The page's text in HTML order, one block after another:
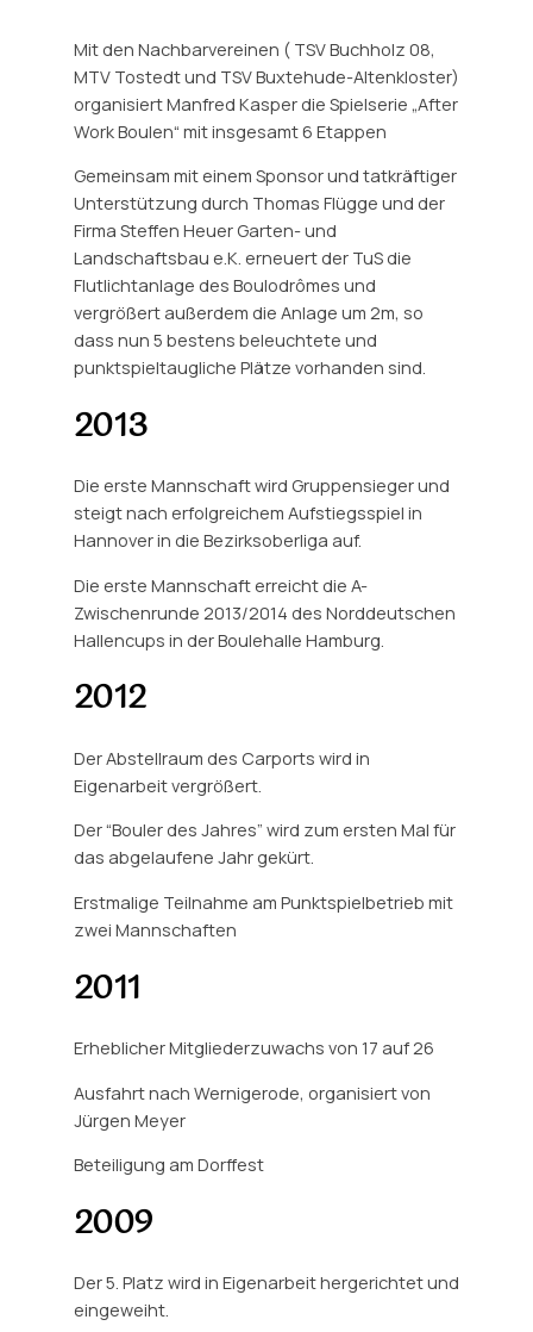
Mit den Nachbarvereinen ( TSV Buchholz 08,
MTV Tostedt und TSV Buxtehude-Altenkloster)
organisiert Manfred Kasper die Spielserie „After
Work Boulen“ mit insgesamt 6 Etappen
Gemeinsam mit einem Sponsor und tatkräftiger
Unterstützung durch Thomas Flügge und der
Firma Steffen Heuer Garten- und
Landschaftsbau e.K. erneuert der TuS die
Flutlichtanlage des Boulodrômes und
vergrößert außerdem die Anlage um 2m, so
dass nun 5 bestens beleuchtete und
punktspieltaugliche Plätze vorhanden sind.
2013
Die erste Mannschaft wird Gruppensieger und
steigt nach erfolgreichem Aufstiegsspiel in
Hannover in die Bezirksoberliga auf.
Die erste Mannschaft erreicht die A-
Zwischenrunde 2013/2014 des Norddeutschen
Hallencups in der Boulehalle Hamburg.
2012
Der Abstellraum des Carports wird in
Eigenarbeit vergrößert.
Der “Bouler des Jahres” wird zum ersten Mal für
das abgelaufene Jahr gekürt.
Erstmalige Teilnahme am Punktspielbetrieb mit
zwei Mannschaften
2011
Erheblicher Mitgliederzuwachs von 17 auf 26
Ausfahrt nach Wernigerode, organisiert von
Jürgen Meyer
Beteiligung am Dorffest
2009
Der 5. Platz wird in Eigenarbeit hergerichtet und
eingeweiht.